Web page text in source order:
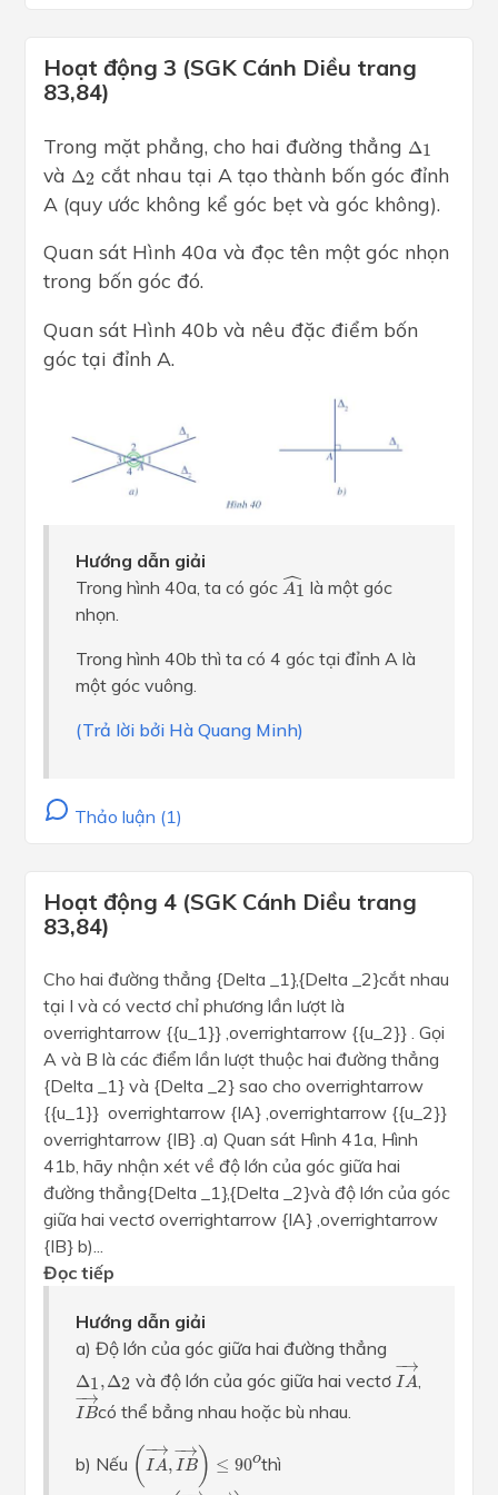
Hoạt động 3 (SGK Cánh Diều trang
83,84)
Trong mặt phẳng, cho hai đường thẳng Δ1
Δ 1
và Δ2
Δ 2 cắt nhau tại A tạo thành bốn góc đỉnh
A (quy ước không kể góc bẹt và góc không).
Quan sát Hình 40a và đọc tên một góc nhọn
trong bốn góc đó.
Quan sát Hình 40b và nêu đặc điểm bốn
góc tại đỉnh A.
Hướng dẫn giải
Trong hình 40a, ta có góc ˆ
A 1
A1
là một góc
nhọn.
Trong hình 40b thì ta có 4 góc tại đỉnh A là
một góc vuông.
(Trả lời bởi Hà Quang Minh)
Thảo luận (1)
Hoạt động 4 (SGK Cánh Diều trang
83,84)
Cho hai đường thẳng {Delta _1},{Delta _2}cắt nhau
tại I và có vectơ chỉ phương lần lượt là
overrightarrow {{u_1}} ,overrightarrow {{u_2}} . Gọi
A và B là các điểm lần lượt thuộc hai đường thẳng
{Delta _1} và {Delta _2} sao cho overrightarrow
{{u_1}} overrightarrow {IA} ,overrightarrow {{u_2}}
overrightarrow {IB} .a) Quan sát Hình 41a, Hình
41b, hãy nhận xét về độ lớn của góc giữa hai
đường thẳng{Delta _1},{Delta _2}và độ lớn của góc
giữa hai vectơ overrightarrow {IA} ,overrightarrow
{IB} b)...
Đọc tiếp
Hướng dẫn giải
a) Độ lớn của góc giữa hai đường thẳng
Δ1,Δ2
Δ 1 Δ2 và độ lớn của góc giữa hai vectơ
−→
IA
IA→
−→
IB
IB→
có thể bẳng nhau hoặc bù nhau.
b) Nếu (−→
I A ,
−→
I B) ≤ 90o
IA→ B→
thì
= →,IB
)